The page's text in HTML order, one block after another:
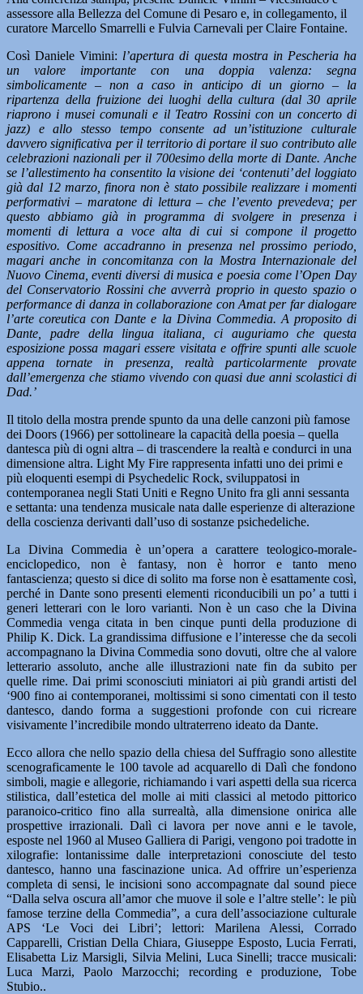
assessore alla Bellezza del Comune di Pesaro e, in collegamento, il
curatore Marcello Smarrelli e Fulvia Carnevali per Claire Fontaine.
Così Daniele Vimini: l’apertura di questa mostra in Pescheria ha
un valore importante con una doppia valenza: segna
simbolicamente – non a caso in anticipo di un giorno – la
ripartenza della fruizione dei luoghi della cultura (dal 30 aprile
riaprono i musei comunali e il Teatro Rossini con un concerto di
jazz) e allo stesso tempo consente ad un’istituzione culturale
davvero significativa per il territorio di portare il suo contributo alle
celebrazioni nazionali per il 700esimo della morte di Dante. Anche
se l’allestimento ha consentito la visione dei ‘contenuti’ del loggiato
già dal 12 marzo, finora non è stato possibile realizzare i momenti
performativi – maratone di lettura – che l’evento prevedeva; per
questo abbiamo già in programma di svolgere in presenza i
momenti di lettura a voce alta di cui si compone il progetto
espositivo. Come accadranno in presenza nel prossimo periodo,
magari anche in concomitanza con la Mostra Internazionale del
Nuovo Cinema, eventi diversi di musica e poesia come l’Open Day
del Conservatorio Rossini che avverrà proprio in questo spazio o
performance di danza in collaborazione con Amat per far dialogare
l’arte coreutica con Dante e la Divina Commedia. A proposito di
Dante, padre della lingua italiana, ci auguriamo che questa
esposizione possa magari essere visitata e offrire spunti alle scuole
appena tornate in presenza, realtà particolarmente provate
dall’emergenza che stiamo vivendo con quasi due anni scolastici di
Dad.’
Il titolo della mostra prende spunto da una delle canzoni più famose
dei Doors (1966) per sottolineare la capacità della poesia – quella
dantesca più di ogni altra – di trascendere la realtà e condurci in una
dimensione altra. Light My Fire rappresenta infatti uno dei primi e
più eloquenti esempi di Psychedelic Rock, sviluppatosi in
contemporanea negli Stati Uniti e Regno Unito fra gli anni sessanta
e settanta: una tendenza musicale nata dalle esperienze di alterazione
della coscienza derivanti dall’uso di sostanze psichedeliche.
La Divina Commedia è un’opera a carattere teologico-morale-
enciclopedico, non è fantasy, non è horror e tanto meno
fantascienza; questo si dice di solito ma forse non è esattamente così,
perché in Dante sono presenti elementi riconducibili un po’ a tutti i
generi letterari con le loro varianti. Non è un caso che la Divina
Commedia venga citata in ben cinque punti della produzione di
Philip K. Dick. La grandissima diffusione e l’interesse che da secoli
accompagnano la Divina Commedia sono dovuti, oltre che al valore
letterario assoluto, anche alle illustrazioni nate fin da subito per
quelle rime. Dai primi sconosciuti miniatori ai più grandi artisti del
‘900 fino ai contemporanei, moltissimi si sono cimentati con il testo
dantesco, dando forma a suggestioni profonde con cui ricreare
visivamente l’incredibile mondo ultraterreno ideato da Dante.
Ecco allora che nello spazio della chiesa del Suffragio sono allestite
scenograficamente le 100 tavole ad acquarello di Dalì che fondono
simboli, magie e allegorie, richiamando i vari aspetti della sua ricerca
stilistica, dall’estetica del molle ai miti classici al metodo pittorico
paranoico-critico fino alla surrealtà, alla dimensione onirica alle
prospettive irrazionali. Dalì ci lavora per nove anni e le tavole,
esposte nel 1960 al Museo Galliera di Parigi, vengono poi tradotte in
xilografie: lontanissime dalle interpretazioni conosciute del testo
dantesco, hanno una fascinazione unica. Ad offrire un’esperienza
completa di sensi, le incisioni sono accompagnate dal sound piece
“Dalla selva oscura all’amor che muove il sole e l’altre stelle’: le più
famose terzine della Commedia”, a cura dell’associazione culturale
APS ‘Le Voci dei Libri’; lettori: Marilena Alessi, Corrado
Capparelli, Cristian Della Chiara, Giuseppe Esposto, Lucia Ferrati,
Elisabetta Liz Marsigli, Silvia Melini, Luca Sinelli; tracce musicali:
Luca Marzi, Paolo Marzocchi; recording e produzione, Tobe
Stubio..